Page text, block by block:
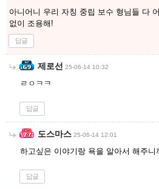
아니어니 우리 자칭 중립 보수 형님들 다
없이 조용해!
답글
제로선 25-06-14 10:32
ㄹㅇㅋㅋ
답글
도스마스 25-06-14 12:01
하고싶은 이야기랑 욕을 알아서 해주니
답글